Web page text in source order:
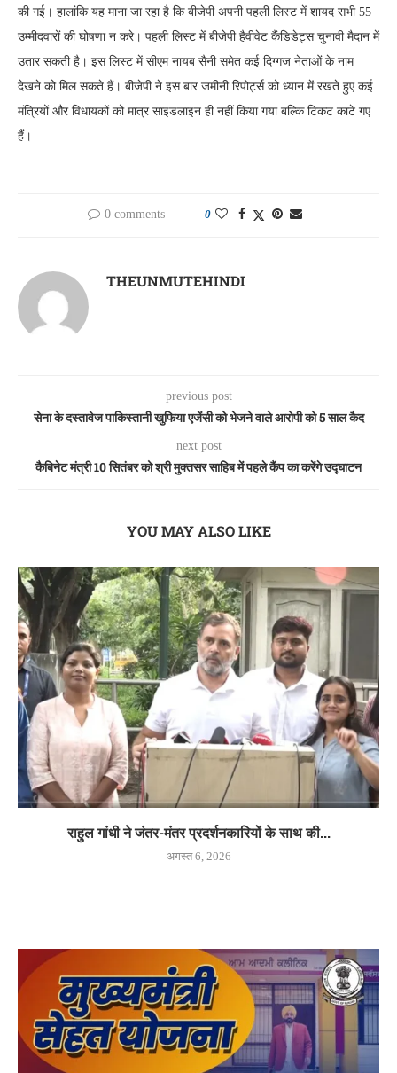
की गई। हालांकि यह माना जा रहा है कि बीजेपी अपनी पहली लिस्ट में शायद सभी 55
उम्मीदवारों की घोषणा न करे। पहली लिस्ट में बीजेपी हैवीवेट कैंडिडेट्स चुनावी मैदान में
उतार सकती है। इस लिस्ट में सीएम नायब सैनी समेत कई दिग्गज नेताओं के नाम
देखने को मिल सकते हैं। बीजेपी ने इस बार जमीनी रिपोर्ट्स को ध्यान में रखते हुए कई
मंत्रियों और विधायकों को मात्र साइडलाइन ही नहीं किया गया बल्कि टिकट काटे गए
हैं।
0 comments 0
THEUNMUTEHINDI
previous post
सेना के दस्तावेज पाकिस्तानी खुफिया एजेंसी को भेजने वाले आरोपी को 5 साल कैद
next post
कैबिनेट मंत्री 10 सितंबर को श्री मुक्तसर साहिब में पहले कैंप का करेंगे उद्घाटन
YOU MAY ALSO LIKE
राहुल गांधी ने जंतर-मंतर प्रदर्शनकारियों के साथ की...
अगस्त 6, 2026